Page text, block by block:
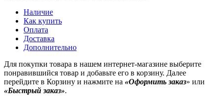
Наличие
Как купить
Оплата
Доставка
Дополнительно
Для покупки товара в нашем интернет-магазине выберите
понравившийся товар и добавьте его в корзину. Далее
перейдите в Корзину и нажмите на «Оформить заказ» или
«Быстрый заказ».